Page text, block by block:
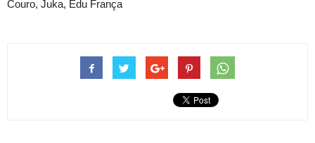
Couro, Juka, Edu França